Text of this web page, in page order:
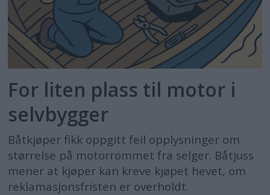
For liten plass til motor i
selvbygger
Båtkjøper fikk oppgitt feil opplysninger om
størrelse på motorrommet fra selger. Båtjuss
mener at kjøper kan kreve kjøpet hevet, om
reklamasjonsfristen er overholdt.